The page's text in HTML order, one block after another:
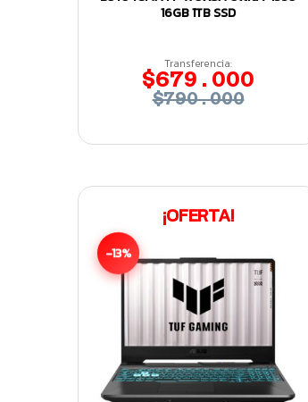
16GB 1TB SSD
Transferencia:
$679.000
$790.000
¡OFERTA!
-13%